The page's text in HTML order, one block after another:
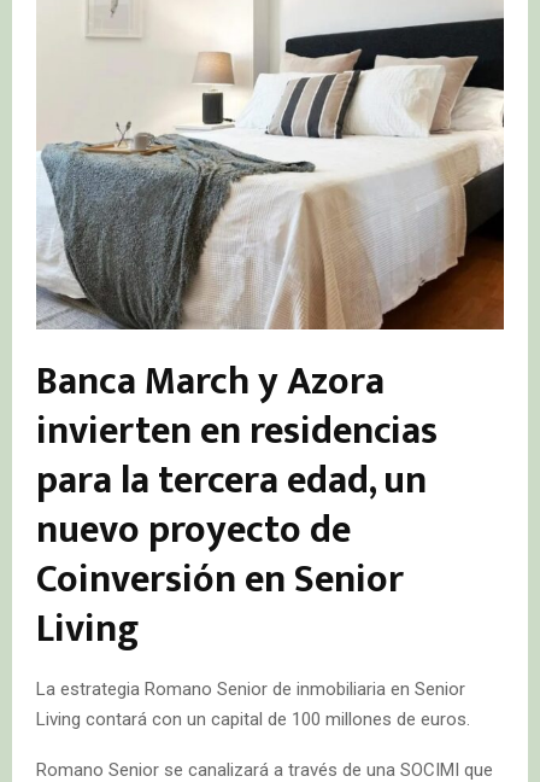
Banca March y Azora
invierten en residencias
para la tercera edad, un
nuevo proyecto de
Coinversión en Senior
Living
La estrategia Romano Senior de inmobiliaria en Senior
Living contará con un capital de 100 millones de euros.
Romano Senior se canalizará a través de una SOCIMI que